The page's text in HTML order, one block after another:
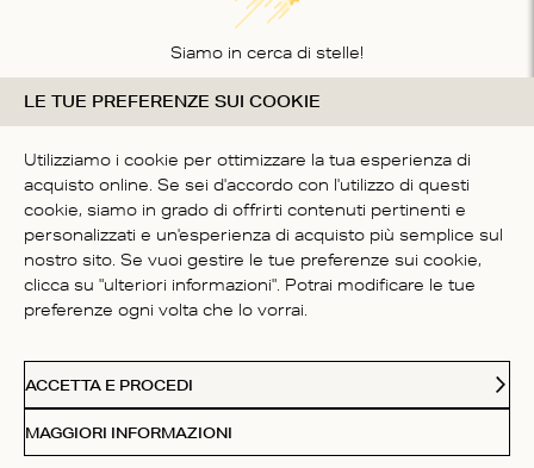
Siamo in cerca di stelle!
Comunicaci cosa ne pensi
SII IL PRIMO A SCRIVERE
UNA RECENSIONE
SERVIZIO CLIENTI
LE TUE PREFERENZE SUI COOKIE
Utilizziamo i cookie per ottimizzare la tua esperienza di
acquisto online. Se sei d'accordo con l'utilizzo di questi
cookie, siamo in grado di offrirti contenuti pertinenti e
personalizzati e un'esperienza di acquisto più semplice sul
nostro sito. Se vuoi gestire le tue preferenze sui cookie,
clicca su "ulteriori informazioni". Potrai modificare le tue
preferenze ogni volta che lo vorrai.
ACCETTA E PROCEDI
MAGGIORI INFORMAZIONI